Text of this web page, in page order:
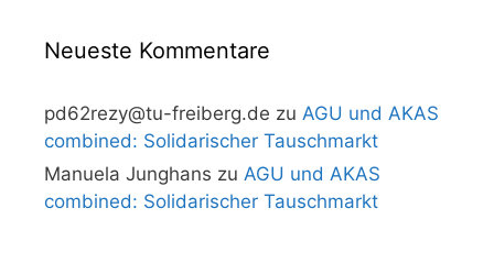
Neueste Kommentare
pd62rezy@tu-freiberg.de zu AGU und AKAS
combined: Solidarischer Tauschmarkt
Manuela Junghans zu AGU und AKAS
combined: Solidarischer Tauschmarkt